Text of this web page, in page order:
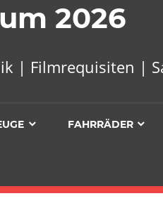
2026
| Filmrequisiten |
FAHRRÄDER